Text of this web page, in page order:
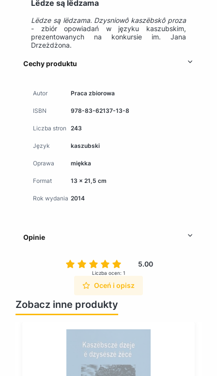
Lëdze są lëdzama
Lëdze są lëdzama. Dzysniowô kaszëbskô proza
- zbiór opowiadań w języku kaszubskim,
prezentowanych na konkursie im. Jana
Drzeżdżona.
Cechy produktu
Autor Praca zbiorowa
ISBN 978-83-62137-13-8
Liczba stron 243
Język kaszubski
Oprawa miękka
Format 13 x 21,5 cm
Rok wydania 2014
Opinie
5.00
Liczba ocen: 1
Oceń i opisz
Zobacz inne produkty